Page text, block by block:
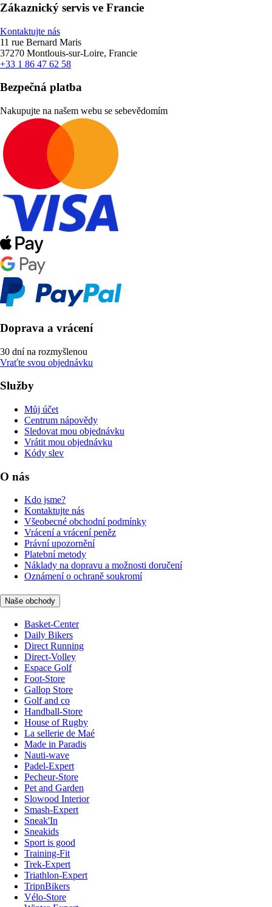
Zákaznický servis ve Francie
Kontaktujte nás
11 rue Bernard Maris
37270 Montlouis-sur-Loire, Francie
+33 1 86 47 62 58
Bezpečná platba
Nakupujte na našem webu se sebevědomím
Doprava a vrácení
30 dní na rozmyšlenou
Vraťte svou objednávku
Služby
Můj účet
Centrum nápovědy
Sledovat mou objednávku
Vrátit mou objednávku
Kódy slev
O nás
Kdo jsme?
Kontaktujte nás
Všeobecné obchodní podmínky
Vrácení a vrácení peněz
Právní upozornění
Platební metody
Náklady na dopravu a možnosti doručení
Oznámení o ochraně soukromí
Naše obchody
Basket-Center
Daily Bikers
Direct Running
Direct-Volley
Espace Golf
Foot-Store
Gallop Store
Golf and co
Handball-Store
House of Rugby
La sellerie de Maé
Made in Paradis
Nauti-wave
Padel-Expert
Pecheur-Store
Pet and Garden
Slowood Interior
Smash-Expert
Sneak'In
Sneakids
Sport is good
Training-Fit
Trek-Expert
Triathlon-Expert
TripnBikers
Vélo-Store